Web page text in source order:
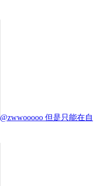
@zwwooooo 但是只能在自